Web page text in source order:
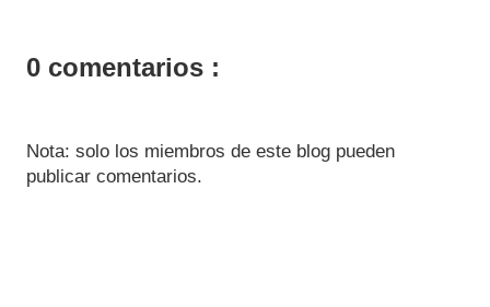
0 comentarios :
Nota: solo los miembros de este blog pueden
publicar comentarios.